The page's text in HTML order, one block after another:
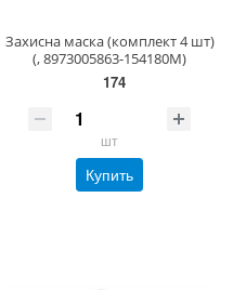
Захисна маска (комплект 4 шт)
(, 8973005863-154180М)
174
шт
Купить